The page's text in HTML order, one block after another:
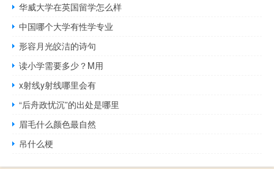
华威大学在英国留学怎么样
中国哪个大学有性学专业
形容月光皎洁的诗句
读小学需要多少？M用
x射线y射线哪里会有
“后舟政忧沉”的出处是哪里
眉毛什么颜色最自然
吊什么梗